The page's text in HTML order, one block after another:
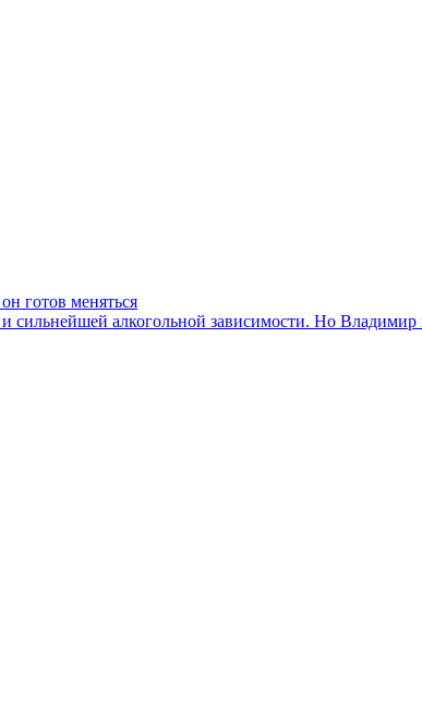
готов меняться
алкогольной зависимости. Но Владимир